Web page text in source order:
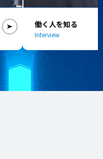
働く人を知る
Interview